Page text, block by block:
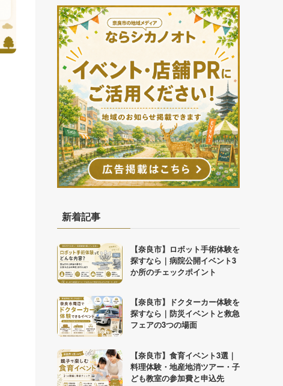
新着記事
【奈良市】ロボット手術体験を
探すなら｜病院公開イベント3
か所のチェックポイント
【奈良市】ドクターカー体験を
探すなら｜防災イベントと救急
フェアの3つの場面
【奈良市】食育イベント3選｜
料理体験・地産地消ツアー・子
ども教室の参加費と申込先